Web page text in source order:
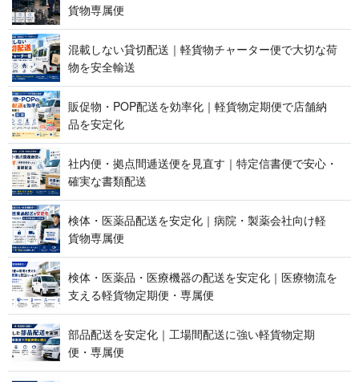
貨 物 専 属 便
混載しない貸切配送｜軽貨物チャーター便で大切な荷
物を 安 全 輸 送
販促物・POP配送を効率化｜軽貨物定期便で店舗納
品 を 安 定 化
社内便・拠点間逓送便を見直す｜特定信書便で安心・
確実な 書 類 配 送
検体・医薬品配送を安定化｜病院・製薬会社向け軽
貨 物 専 属 便
検体・医薬品・医療機器の配送を安定化｜医療物流を
支える軽貨物定期便 ・ 専 属 便
部品配送を安定化｜工場間配送に強い軽貨物定期
便 ・ 専 属 便